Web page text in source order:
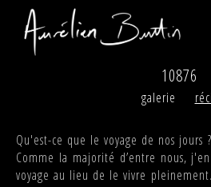
photographies
print
10876
galerie
Qu'est-ce que le voyage de nos jours
Comme la majorité d’entre nous,
voyage au lieu de le vivre